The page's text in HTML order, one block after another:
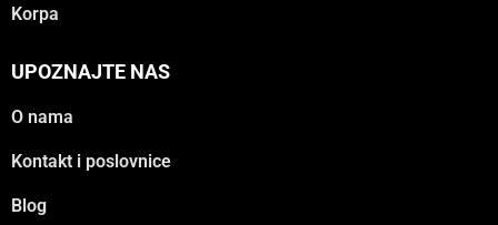
Korpa
UPOZNAJTE NAS
O nama
Kontakt i poslovnice
Blog